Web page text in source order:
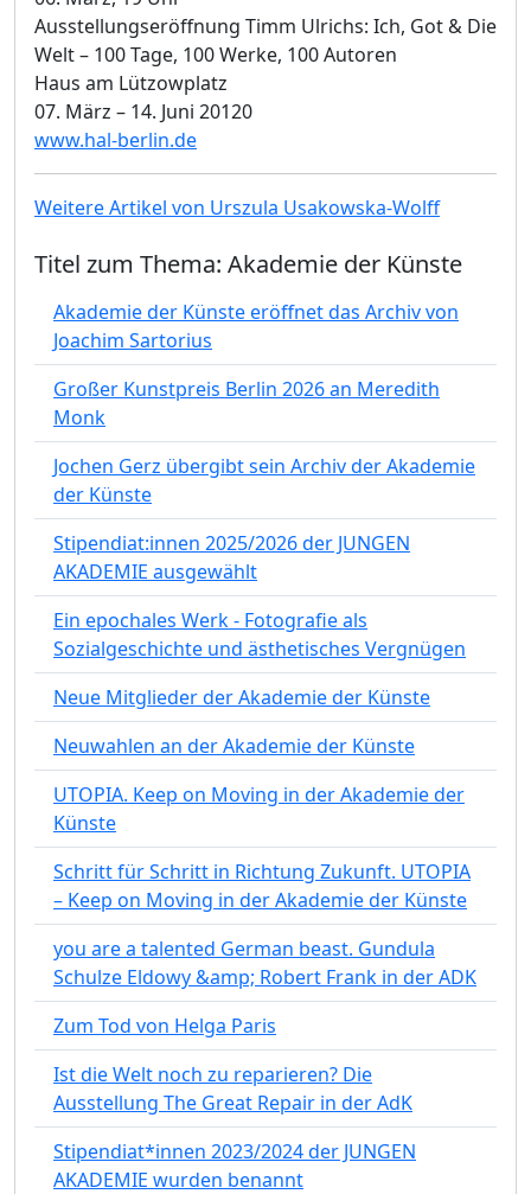
Ausstellungseröffnung Timm Ulrichs: Ich, Got & Die
Welt – 100 Tage, 100 Werke, 100 Autoren
Haus am Lützowplatz
07. März – 14. Juni 20120
www.hal-berlin.de
Weitere Artikel von Urszula Usakowska-Wolff
Titel zum Thema: Akademie der Künste
Akademie der Künste eröffnet das Archiv von
Joachim Sartorius
Großer Kunstpreis Berlin 2026 an Meredith
Monk
Jochen Gerz übergibt sein Archiv der Akademie
der Künste
Stipendiat:innen 2025/2026 der JUNGEN
AKADEMIE ausgewählt
Ein epochales Werk - Fotografie als
Sozialgeschichte und ästhetisches Vergnügen
Neue Mitglieder der Akademie der Künste
Neuwahlen an der Akademie der Künste
UTOPIA. Keep on Moving in der Akademie der
Künste
Schritt für Schritt in Richtung Zukunft. UTOPIA
– Keep on Moving in der Akademie der Künste
you are a talented German beast. Gundula
Schulze Eldowy &amp; Robert Frank in der ADK
Zum Tod von Helga Paris
Ist die Welt noch zu reparieren? Die
Ausstellung The Great Repair in der AdK
Stipendiat*innen 2023/2024 der JUNGEN
AKADEMIE wurden benannt